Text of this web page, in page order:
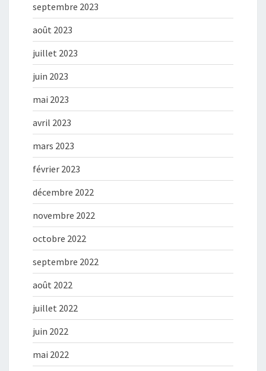
septembre 2023
août 2023
juillet 2023
juin 2023
mai 2023
avril 2023
mars 2023
février 2023
décembre 2022
novembre 2022
octobre 2022
septembre 2022
août 2022
juillet 2022
juin 2022
mai 2022